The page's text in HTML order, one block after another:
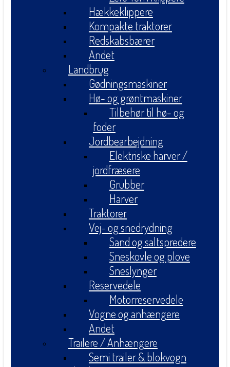
Hækkeklippere
Kompakte traktorer
Redskabsbærer
Andet
Landbrug
Gødningsmaskiner
Hø- og grøntmaskiner
Tilbehør til hø- og
foder
Jordbearbejdning
Elektriske harver /
jordfræsere
Grubber
Harver
Traktorer
Vej- og snedrydning
Sand og saltspredere
Sneskovle og plove
Sneslynger
Reservedele
Motorreservedele
Vogne og anhængere
Andet
Trailere / Anhængere
Semi trailer & blokvogn